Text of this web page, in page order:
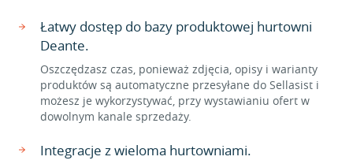
Łatwy dostęp do bazy produktowej hurtowni
Deante.
Oszczędzasz czas, ponieważ zdjęcia, opisy i warianty
produktów są automatyczne przesyłane do Sellasist i
możesz je wykorzystywać, przy wystawianiu ofert w
dowolnym kanale sprzedaży.
Integracje z wieloma hurtowniami.